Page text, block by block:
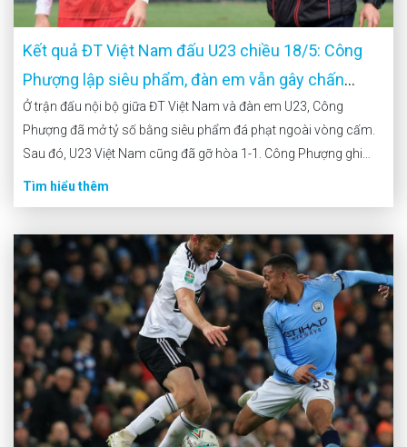
Kết quả ĐT Việt Nam đấu U23 chiều 18/5: Công
Phượng lập siêu phẩm, đàn em vẫn gây chấn
động
Ở trận đấu nội bộ giữa ĐT Việt Nam và đàn em U23, Công
Phượng đã mở tỷ số bằng siêu phẩm đá phạt ngoài vòng cấm.
Sau đó, U23 Việt Nam cũng đã gỡ hòa 1-1. Công Phượng ghi
bàn bằng cú đá phạt Sau khi trận đấu kết […]
Tìm hiểu thêm